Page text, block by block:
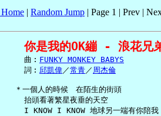
| Random Jump | Page 1 | Prev |
你是我的OK繃 - 浪花兄
     曲︰
FUNKY MONKEY BABYS
     詞︰
邱凱偉／常青／ 周杰倫
   ＊一個人的時候　在陌生的街頭
     抬頭看著繁星夜垂的天空
     I KNOW I KNOW 地球另一端有你陪我